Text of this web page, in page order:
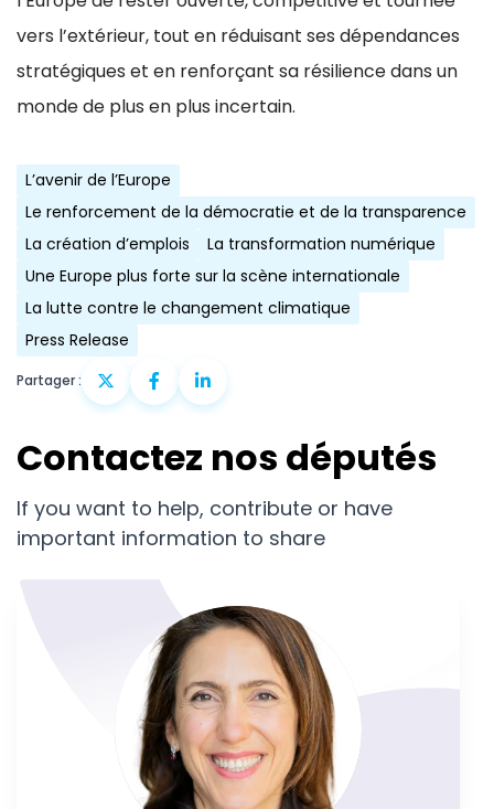
vers l’extérieur, tout en réduisant ses dépendances
stratégiques et en renforçant sa résilience dans un
monde de plus en plus incertain.
L’avenir de l’Europe
Le renforcement de la démocratie et de la transparence
La création d’emplois
La transformation numérique
Une Europe plus forte sur la scène internationale
La lutte contre le changement climatique
Press Release
Partager :
Contactez nos députés
If you want to help, contribute or have
important information to share